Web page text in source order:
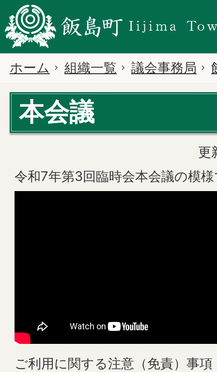
ホーム 組織一覧 議会事務局
本会議
更
令和7年第3回臨時会本会議の模
ご利用に関する注意（免責）事項